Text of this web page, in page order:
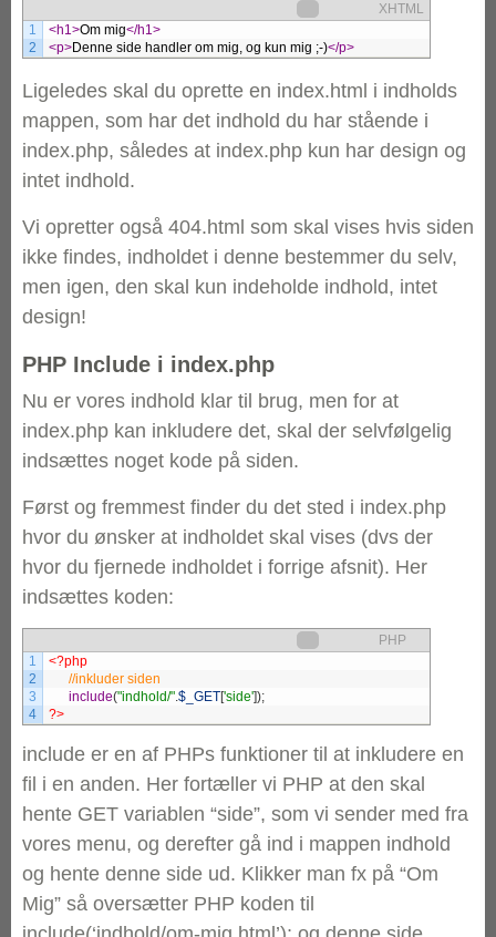
XHTML
1
2
<h1>Om mig</h1>
<p>Denne side handler om mig, og kun mig ;-)</p>
Ligeledes skal du oprette en index.html i indholds
mappen, som har det indhold du har stående i
index.php, således at index.php kun har design og
intet indhold.
Vi opretter også 404.html som skal vises hvis siden
ikke findes, indholdet i denne bestemmer du selv,
men igen, den skal kun indeholde indhold, intet
design!
PHP Include i index.php
Nu er vores indhold klar til brug, men for at
index.php kan inkludere det, skal der selvfølgelig
indsættes noget kode på siden.
Først og fremmest finder du det sted i index.php
hvor du ønsker at indholdet skal vises (dvs der
hvor du fjernede indholdet i forrige afsnit). Her
indsættes koden:
PHP
1
2
3
4
<?php
include("indhold/".$_GET['side']);
?>
include er en af PHPs funktioner til at inkludere en
fil i en anden. Her fortæller vi PHP at den skal
hente GET variablen “side”, som vi sender med fra
vores menu, og derefter gå ind i mappen indhold
og hente denne side ud. Klikker man fx på “Om
Mig” så oversætter PHP koden til